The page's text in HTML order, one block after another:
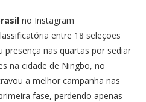
no Instagram
entre 18 seleções
presença nas quartas por sediar
na cidade de Ningbo, no
a melhor campanha nas
fase, perdendo apenas